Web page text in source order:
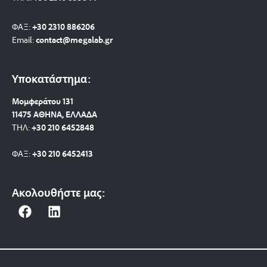
ΦΑΞ:+30 2310 886206
Email:contact@megalab.gr
Υποκατάστημα:
Μομφεράτου 131
11475 ΑΘΗΝΑ, ΕΛΛΑΔΑ
ΤΗΛ:+30 210 6452848
ΦΑΞ:+30 210 6452413
Ακολουθήστε μας:
F
e
L
k